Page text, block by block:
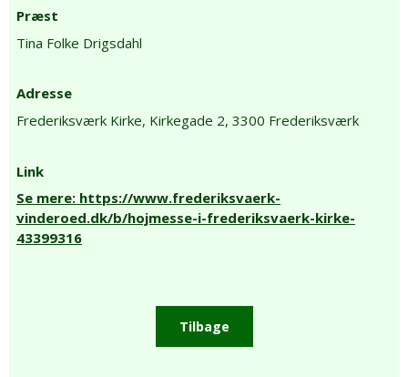
Præst
Tina Folke Drigsdahl
Adresse
Frederiksværk Kirke, Kirkegade 2, 3300 Frederiksværk
Link
Se mere: https://www.frederiksvaerk-
vinderoed.dk/b/hojmesse-i-frederiksvaerk-kirke-
43399316
Tilbage